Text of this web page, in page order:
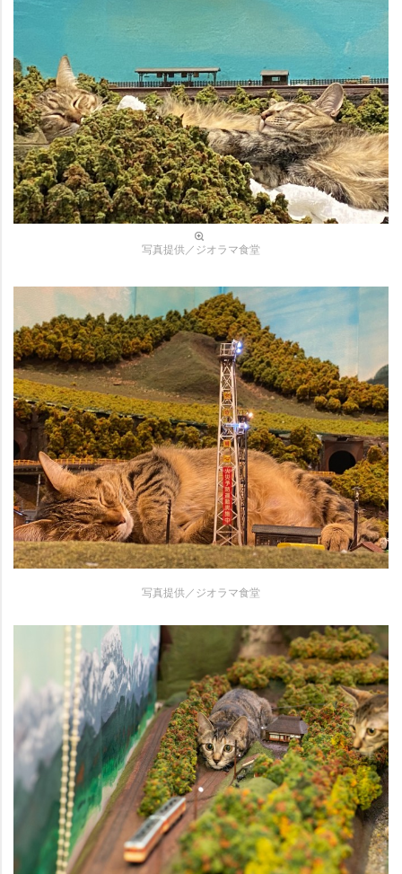
写真提供／ジオラマ食堂
写真提供／ジオラマ食堂